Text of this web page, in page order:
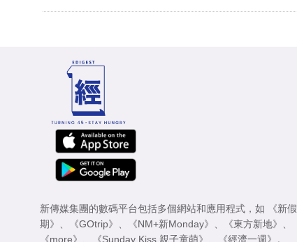
新傳媒集團的數碼平台包括多個網站和應用程式，如
《新假
期》
《GOtrip》 《NM+新Monday》 《東方新地》
《more》
《Sunday Kiss 親子童萌》 《經濟一週》 。